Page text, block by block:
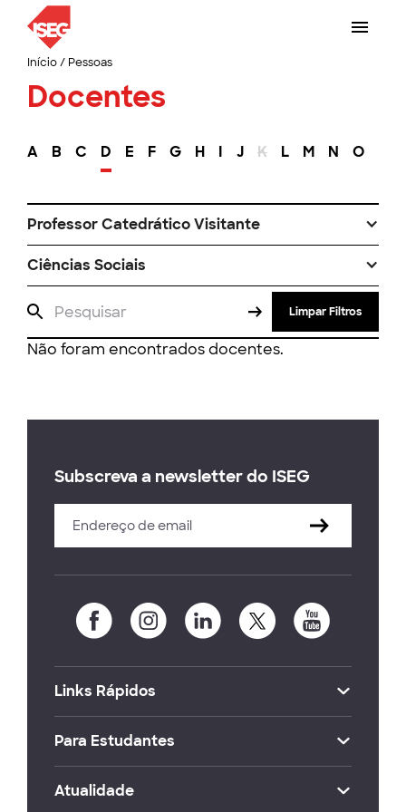
Início/ Pessoas
Docentes
A B C D E F G H I J K L M N O
Professor Catedrático Visitante
Ciências Sociais
Limpar Filtros
Não foram encontrados docentes.
Subscreva a newsletter do ISEG
Links Rápidos
Para Estudantes
Atualidade